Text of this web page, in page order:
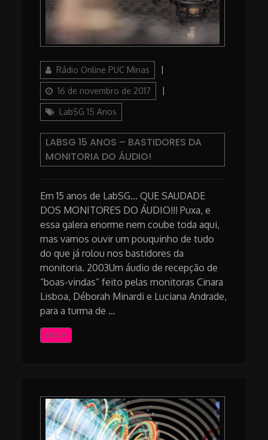
AuthorRádio Online PUC Minas
16 de novembro de 2017
LabSG 15 Anos
LABSG 15 ANOS – BASTIDORES DA
MONITORIA DO ÁUDIO!
Em 15 anos de LabSG… QUE SAUDADE
DOS MONITORES DO ÁUDIO!!! Puxa, e
essa galera enorme nem coube toda aqui,
mas vamos ouvir um pouquinho de tudo
do que já rolou nos bastidores da
monitoria. 2003Um áudio de recepção de
“boas-vindas” feito pelas monitoras Cinara
Lisboa, Déborah Minardi e Luciana Andrade,
para a turma de …
OUÇA